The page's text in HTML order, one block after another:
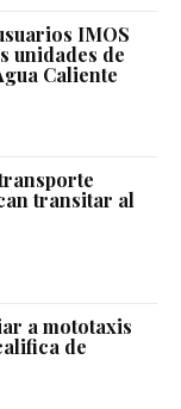
IMOS
unidades de
Caliente
transitar al
a mototaxis
de